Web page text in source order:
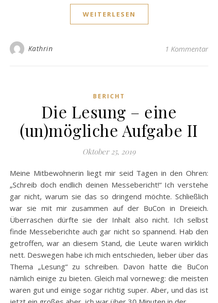
WEITERLESEN
Kathrin 1 Kommentar
BERICHT
Die Lesung – eine
(un)mögliche Aufgabe II
Oktober 25, 2019
Meine Mitbewohnerin liegt mir seid Tagen in den Ohren:
„Schreib doch endlich deinen Messebericht!“ Ich verstehe
gar nicht, warum sie das so dringend möchte. Schließlich
war sie mit mir zusammen auf der BuCon in Dreieich.
Überraschen dürfte sie der Inhalt also nicht. Ich selbst
finde Messeberichte auch gar nicht so spannend. Hab den
getroffen, war an diesem Stand, die Leute waren wirklich
nett. Deswegen habe ich mich entschieden, lieber über das
Thema „Lesung“ zu schreiben. Davon hatte die BuCon
nämlich einige zu bieten. Gleich mal vorneweg: die meisten
waren gut und einige sogar richtig super. Aber, und das ist